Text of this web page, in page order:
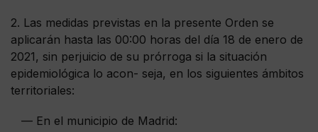
2. Las medidas previstas en la presente Orden se
aplicarán hasta las 00:00 horas del día 18 de enero de
2021, sin perjuicio de su prórroga si la situación
epidemiológica lo acon- seja, en los siguientes ámbitos
territoriales:
— En el municipio de Madrid: